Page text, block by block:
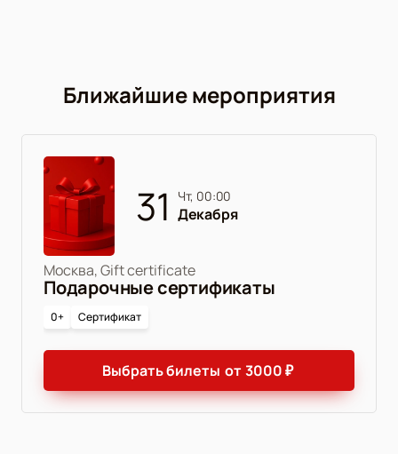
Ближайшие мероприятия
31 чт, 00:00
Декабря
Москва, Gift certificate
Подарочные сертификаты
0+ Сертификат
Выбрать билеты от 3000₽